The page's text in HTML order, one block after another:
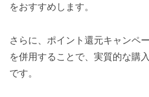
をおすすめします。
さらに、ポイント還元キャンペ
を併用することで、実質的な購
です。